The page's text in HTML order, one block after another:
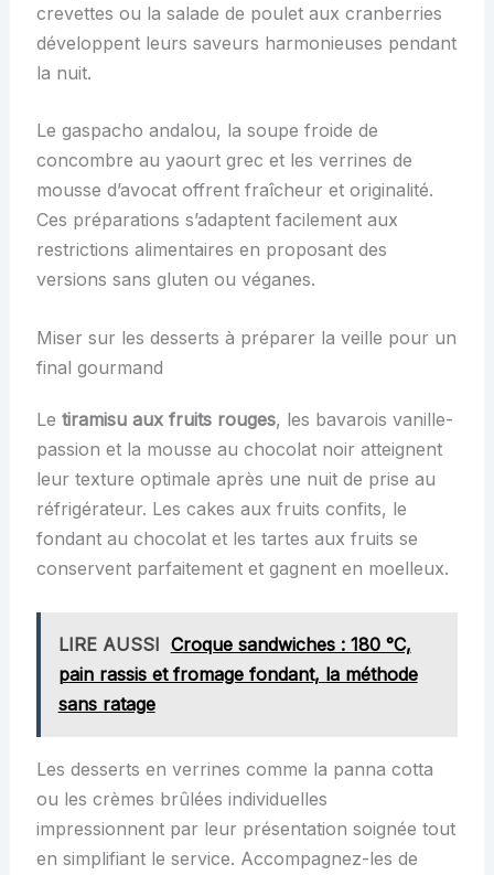
crevettes ou la salade de poulet aux cranberries
développent leurs saveurs harmonieuses pendant
la nuit.
Le gaspacho andalou, la soupe froide de
concombre au yaourt grec et les verrines de
mousse d’avocat offrent fraîcheur et originalité.
Ces préparations s’adaptent facilement aux
restrictions alimentaires en proposant des
versions sans gluten ou véganes.
Miser sur les desserts à préparer la veille pour un
final gourmand
Le tiramisu aux fruits rouges, les bavarois vanille-
passion et la mousse au chocolat noir atteignent
leur texture optimale après une nuit de prise au
réfrigérateur. Les cakes aux fruits confits, le
fondant au chocolat et les tartes aux fruits se
conservent parfaitement et gagnent en moelleux.
LIRE AUSSI Croque sandwiches : 180 °C,
pain rassis et fromage fondant, la méthode
sans ratage
Les desserts en verrines comme la panna cotta
ou les crèmes brûlées individuelles
impressionnent par leur présentation soignée tout
en simplifiant le service. Accompagnez-les de